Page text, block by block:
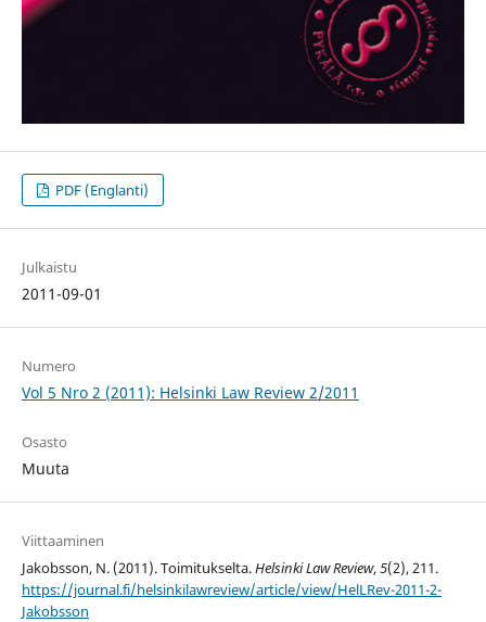
PDF (Englanti)
Julkaistu
2011-09-01
Numero
Vol 5 Nro 2 (2011): Helsinki Law Review 2/2011
Osasto
Muuta
Viittaaminen
Jakobsson, N. (2011). Toimitukselta.Helsinki Law Review,5(2), 211.
https://journal.fi/helsinkilawreview/article/view/HelLRev-2011-2-
Jakobsson